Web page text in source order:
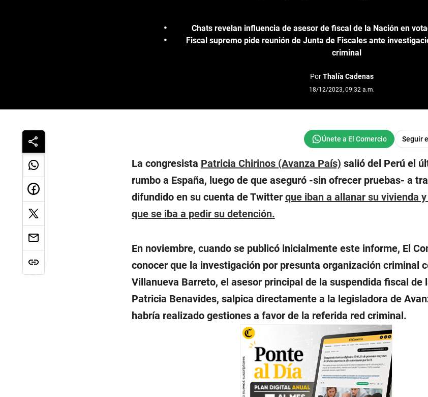
Chats revelan influencia de asesor de fiscal de la Nación en
Fiscal supremo pide reunión de Junta de Fiscales ante
criminal
PorThalía Cadenas
18/12/2023, 09:32 a.m.
Seguir
La congresista Patricia Chirinos (Avanza País) salió del Perú el
rumbo a España, luego de que aseguró -sin ofrecer pruebas- a
difundido en su cuenta de Twitter que iban a allanar su vivienda
que se iba a pedir su detención.
En noviembre, cuando se publicó inicialmente este informe, El
conocer que la investigación por presunta organización criminal
Villanueva Barreto, el asesor principal de la suspendida fiscal de
Patricia Benavides, salpica directamente a la legisladora de
habría realizado gestiones a favor de la referida red criminal.